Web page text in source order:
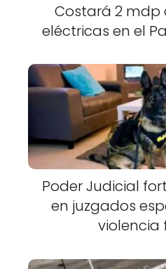
Costará 2 mdp
eléctricas en el
Poder Judicial
en juzgados
violencia